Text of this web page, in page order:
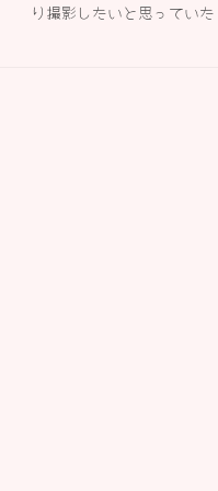
り撮影したいと思って